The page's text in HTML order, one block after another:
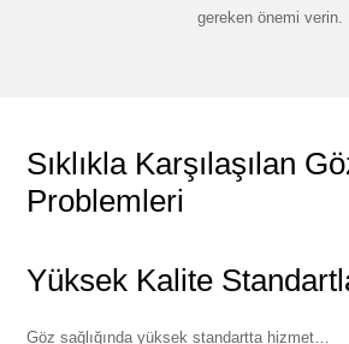
gereken önemi verin.
Sıklıkla Karşılaşılan
Problemleri
Yüksek Kalite
Göz sağlığında yüksek standartta hizmet…